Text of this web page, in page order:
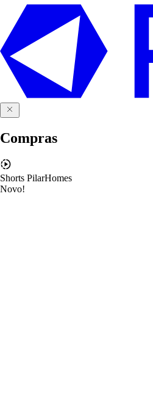
Compras
Shorts PilarHomes
Novo!